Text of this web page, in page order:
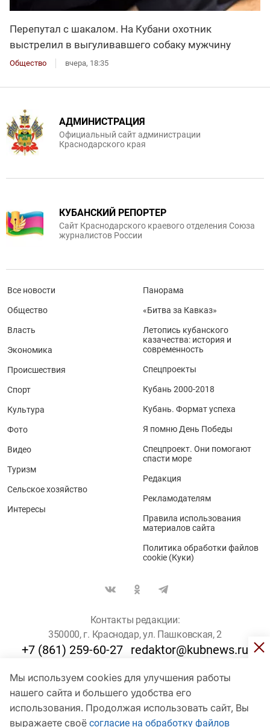
Перепутал с шакалом. На Кубани охотник
выстрелил в выгуливавшего собаку мужчину
Общество вчера, 18:35
Мы используем cookies для улучшения работы
нашего сайта и большего удобства его
использования. Продолжая использовать сайт, Вы
выражаете своё согласие на обработку файлов
АДМИНИСТРАЦИЯ
Официальный сайт администрации
Краснодарского края
КУБАНСКИЙ РЕПОРТЕР
Сайт Краснодарского краевого отделения Союза
журналистов России
Все новости
Общество
Власть
Экономика
Происшествия
Спорт
Культура
Фото
Видео
Туризм
Сельское хозяйство
Интересы
Панорама
«Битва за Кавказ»
Летопись кубанского
казачества: история и
современность
Спецпроекты
Кубань 2000-2018
Кубань. Формат успеха
Я помню День Победы
Спецпроект. Они помогают
спасти море
Редакция
Рекламодателям
Правила использования
материалов сайта
Политика обработки файлов
cookie (Куки)
Контакты редакции:
350000, г. Краснодар, ул. Пашковская, 2
+7 (861) 259-60-27 redaktor@kubnews.ru
Для пользователей старше 16 лет
© Кубанские Новости, 2017
Сетевое издание «kubnews» зарегистрировано Федеральной